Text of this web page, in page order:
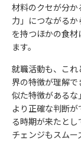
材料のクセが分
力」につながる
を持つほかの食
ます。
就職活動も、こ
界の特徴が理解で
似た特徴があるな
より正確な判断
る時期が来たと
チェンジもスムー